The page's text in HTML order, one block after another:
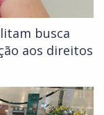
busca
aos direitos